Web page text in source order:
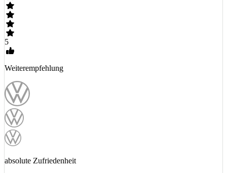
5
Weiterempfehlung
absolute Zufriedenheit